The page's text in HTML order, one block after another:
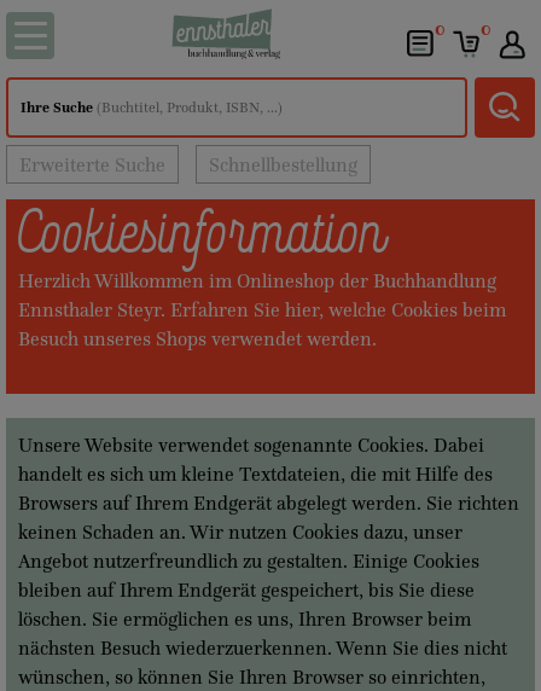
0 0
Ihre Suche (Buchtitel, Produkt, ISBN, ...)
Erweiterte Suche Schnellbestellung
Cookiesinformation
Herzlich Willkommen im Onlineshop der Buchhandlung
Ennsthaler Steyr. Erfahren Sie hier, welche Cookies beim
Besuch unseres Shops verwendet werden.
Unsere Website verwendet sogenannte Cookies. Dabei
handelt es sich um kleine Textdateien, die mit Hilfe des
Browsers auf Ihrem Endgerät abgelegt werden. Sie richten
keinen Schaden an. Wir nutzen Cookies dazu, unser
Angebot nutzerfreundlich zu gestalten. Einige Cookies
bleiben auf Ihrem Endgerät gespeichert, bis Sie diese
löschen. Sie ermöglichen es uns, Ihren Browser beim
nächsten Besuch wiederzuerkennen. Wenn Sie dies nicht
wünschen, so können Sie Ihren Browser so einrichten,